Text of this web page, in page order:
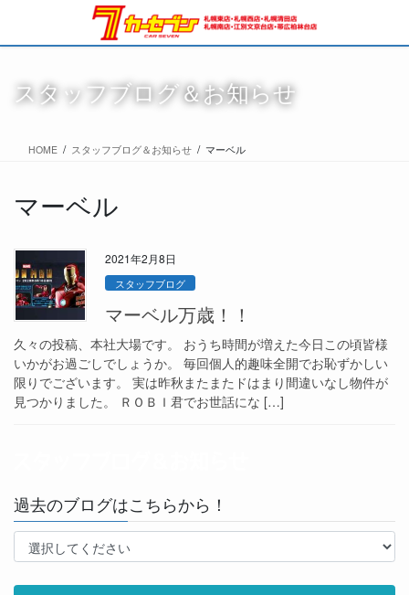
スタッフブログ＆お知らせ
HOME スタッフブログ＆お知らせ マーベル
マーベル
2021年2月8日
スタッフブログ
マーベル万歳！！
久々の投稿、本社大場です。 おうち時間が増えた今日この頃皆様
いかがお過ごしでしょうか。 毎回個人的趣味全開でお恥ずかしい
限りでございます。 実は昨秋またまたドはまり間違いなし物件が
見つかりました。 ＲＯＢＩ君でお世話にな […]
過去のブログはこちらから！